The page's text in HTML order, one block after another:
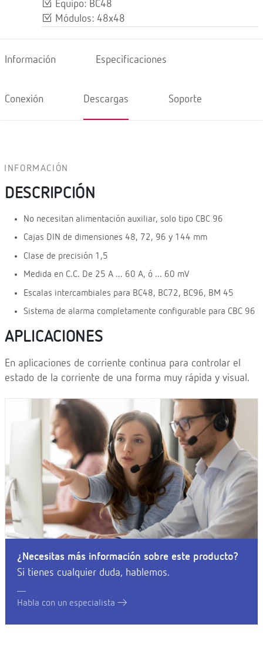
Equipo: BC48
Módulos: 48x48
Información Especificaciones
Conexión Descargas Soporte
INFORMACIÓN
DESCRIPCIÓN
No necesitan alimentación auxiliar, solo tipo CBC 96
Cajas DIN de dimensiones 48, 72, 96 y 144 mm
Clase de precisión 1,5
Medida en C.C. De 25 A ... 60 A, ó ... 60 mV
Escalas intercambiales para BC48, BC72, BC96, BM 45
Sistema de alarma completamente configurable para CBC 96
APLICACIONES
En aplicaciones de corriente continua para controlar el
estado de la corriente de una forma muy rápida y visual.
¿Necesitas más información sobre este producto?
Si tienes cualquier duda, hablemos.
Habla con un especialista